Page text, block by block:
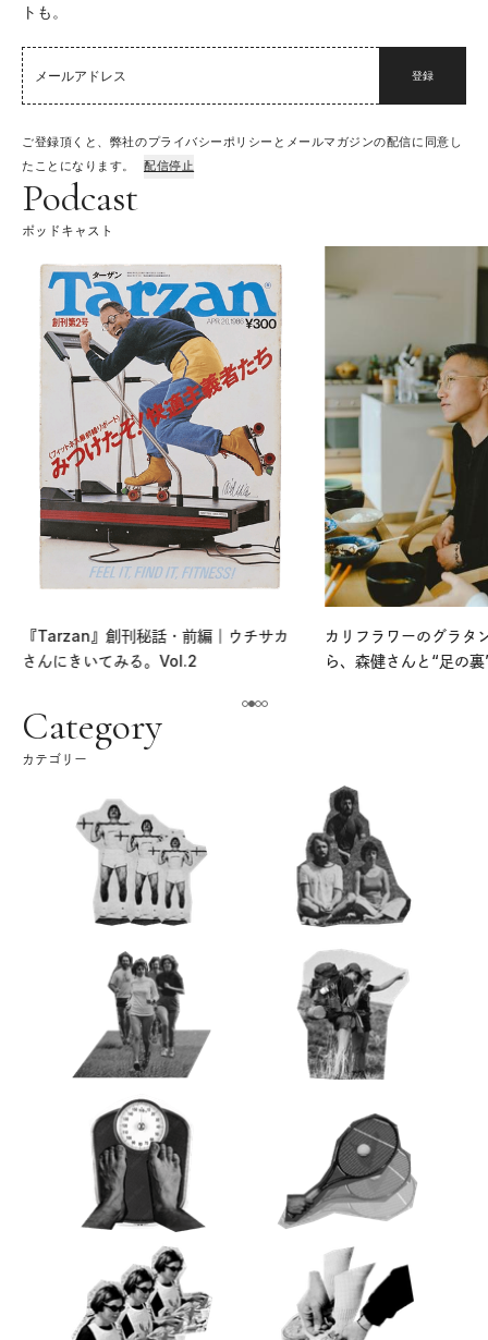
トも。
登録
ご登録頂くと、弊社のプライバシーポリシーとメールマガジンの配信に同意し
たことになります。
配信停止
Podcast
ポッドキャスト
『Tarzan』創刊秘話・前編｜ウチサカ
さんにきいてみる。Vol.2
カリフラワーのグラタ
ら、森健さんと“足の
Category
カテゴリー